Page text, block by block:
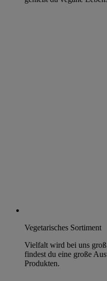
Vegetarisches Sortiment
Vielfalt wird bei uns
findest du eine große
Produkten.